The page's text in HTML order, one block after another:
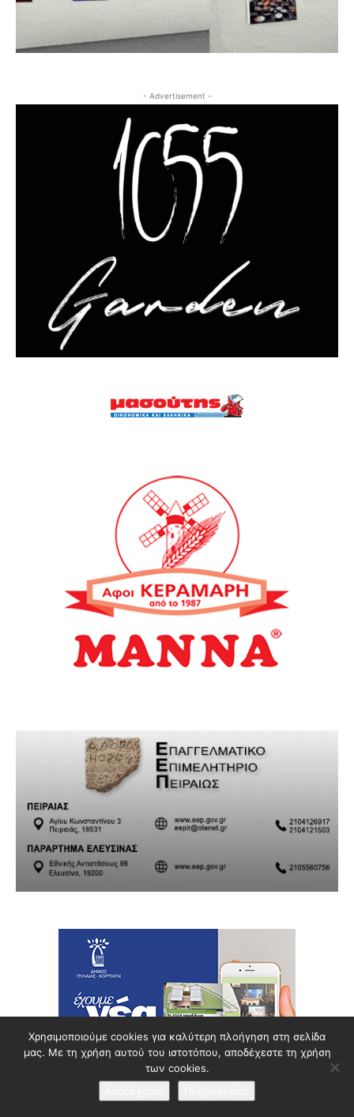
- Advertisement -
Χρησιμοποιούμε cookies για καλύτερη πλοήγηση στη σελίδα
μας. Με τη χρήση αυτού του ιστοτόπου, αποδέχεστε τη χρήση
των cookies.